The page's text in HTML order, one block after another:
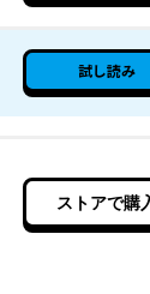
試し読み
ストアで購